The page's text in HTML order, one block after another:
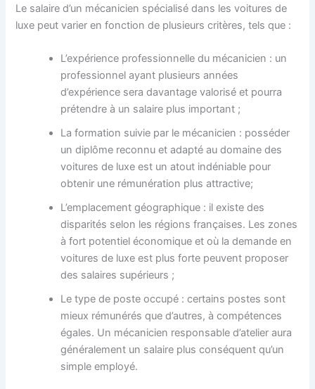
Le salaire d’un mécanicien spécialisé dans les voitures de
luxe peut varier en fonction de plusieurs critères, tels que :
L’expérience professionnelle du mécanicien : un
professionnel ayant plusieurs années
d’expérience sera davantage valorisé et pourra
prétendre à un salaire plus important ;
La formation suivie par le mécanicien : posséder
un diplôme reconnu et adapté au domaine des
voitures de luxe est un atout indéniable pour
obtenir une rémunération plus attractive;
L’emplacement géographique : il existe des
disparités selon les régions françaises. Les zones
à fort potentiel économique et où la demande en
voitures de luxe est plus forte peuvent proposer
des salaires supérieurs ;
Le type de poste occupé : certains postes sont
mieux rémunérés que d’autres, à compétences
égales. Un mécanicien responsable d’atelier aura
généralement un salaire plus conséquent qu’un
simple employé.